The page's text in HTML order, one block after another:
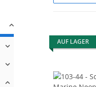
AUF LAGER